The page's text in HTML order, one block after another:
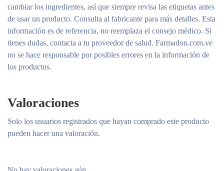
cambiar los ingredientes, así que siempre revisa las etiquetas antes
de usar un producto. Consulta al fabricante para más detalles. Esta
información es de referencia, no reemplaza el consejo médico. Si
tienes dudas, contacta a tu proveedor de salud. Farmadon.com.ve
no se hace responsable por posibles errores en la información de
los productos.
Valoraciones
Solo los usuarios registrados que hayan comprado este producto
pueden hacer una valoración.